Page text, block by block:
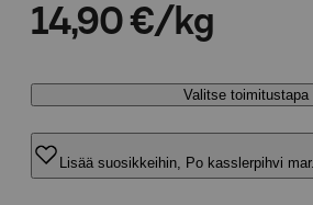
14,90 €/kg
Valitse toimitustapa
Lisää suosikkeihin, Po kasslerpihvi mar.